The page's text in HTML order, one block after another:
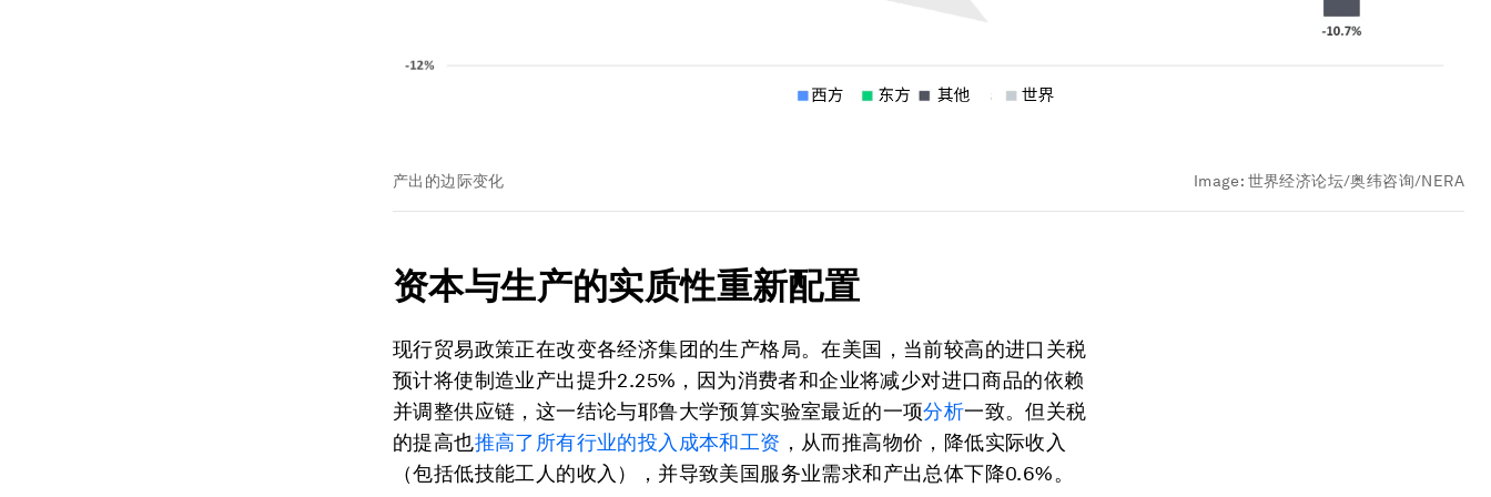
产出的边际变化 Image: 世界经济论坛/奥纬咨询/NERA
资本与生产的实质性重新配置
现行贸易政策正在改变各经济集团的生产格局。在美国，当前较高的进口关税
预计将使制造业产出提升2.25%，因为消费者和企业将减少对进口商品的依赖
并调整供应链，这一结论与耶鲁大学预算实验室最近的一项分析一致。但关税
的提高也推高了所有行业的投入成本和工资 ，从而推高物价，降低实际收入
（包括低技能工人的收入），并导致美国服务业需求和产出总体下降0.6%。